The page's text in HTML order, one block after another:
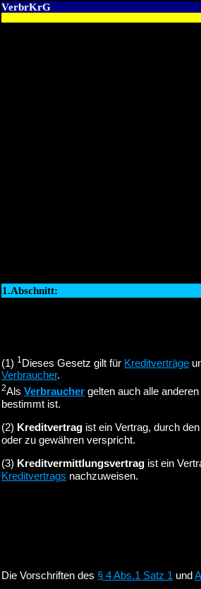
VerbrKrG
1.Abschnitt:
(1) 1 Dieses Gesetz gilt für Kreditverträge
Verbraucher.
2Als Verbraucher gelten auch alle
bestimmt ist.
(2) Kreditvertrag ist ein Vertrag, durch
oder zu gewähren verspricht.
(3) Kreditvermittlungsvertrag ist ein
Kreditvertrags nachzuweisen.
Die Vorschriften des § 4 Abs.1 Satz 1 und